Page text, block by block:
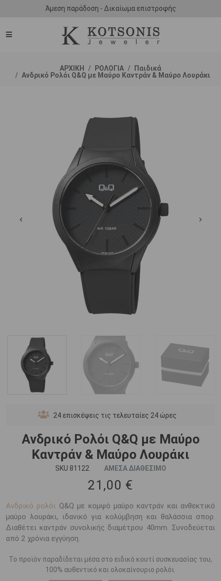
Άμεση παράδοση - Δικαίωμα επιστροφής
ΑΡΧΙΚΗ ΡΟΛΟΓΙΑ
Παιδικά
Ανδρικό Ρολόι Q&Q με Μαύρο Καντράν & Μαύρο Λουράκι
24 επισκέψεις τις τελευταίες 24 ώρες
Ανδρικό Ρολόι Q&Q με Μαύρο
Καντράν & Μαύρο Λουράκι
SKU 81122 ΑΜΕΣΑ ΔΙΑΘΕΣΙΜΟ
21,00 €
Ανδρικό ρολόι Q&Q με κομψό μαύρο καντράν και ανθεκτικό
μαύρο λουράκι, ιδανικό για κολύμβηση και θαλάσσια σπορ.
Διαθέτει καντράν συνολικής διαμέτρου 40mm. Συνοδεύεται
από 2 χρόνια εγγύηση.
Το προϊόν παραδίδεται μέσα στο ειδικό κουτί συσκευασίας του,
100% αυθεντικό και ολοκαίνουριο ρολόι.